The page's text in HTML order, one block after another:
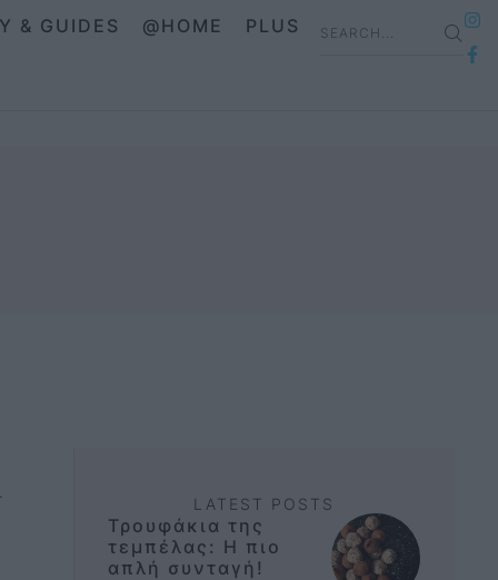
& GUIDES @HOME PLUS
LATEST POSTS
Τρουφάκια της
τεμπέλας: Η πιο
απλή συνταγή!